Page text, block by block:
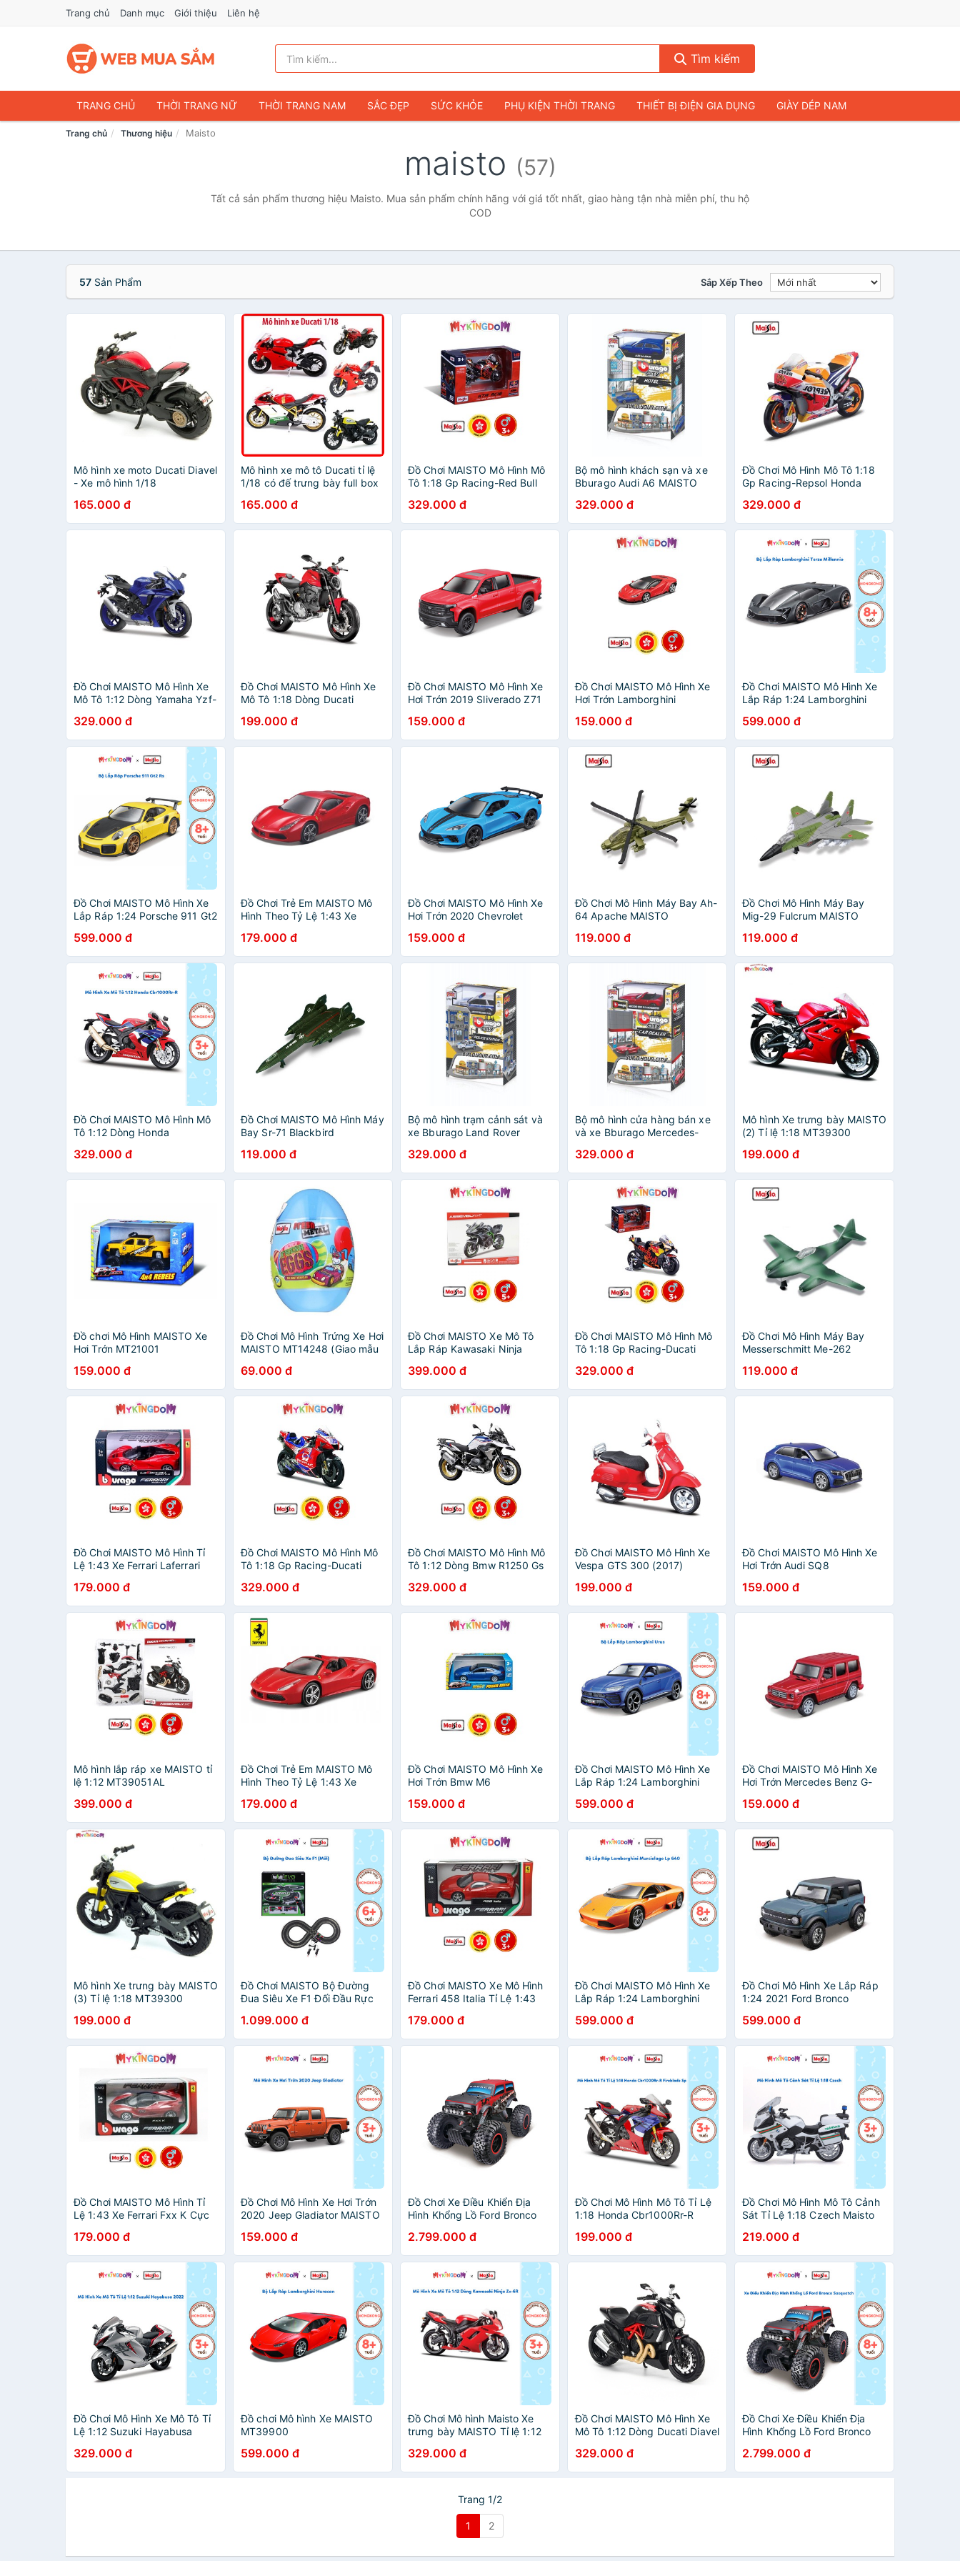
Trang chủ Danh mục Giới thiệu Liên hệ
Tìm kiếm
TRANG CHỦ THỜI TRANG NỮ THỜI TRANG NAM SẮC ĐẸP SỨC KHỎE PHỤ KIỆN THỜI TRANG THIẾT BỊ ĐIỆN GIA DỤNG GIÀY DÉP NAM
ĐIỆN THOẠI & PHỤ KIỆN DU LỊCH & HÀNH LÝ
THỜI TRANG TRẺ EM & TRẺ SƠ SINH GAMING & CONSOLE
VĂN PHÒNG PHẨM SỞ THÍCH & SƯU TẦM Ô TÔ MÔ TÔ, XE MÁY SÁCH & TẠP CHÍ MÁY TÍNH & LAPTOP
Trang chủ Thương hiệu Maisto
maisto (57)
Tất cả sản phẩm thương hiệu Maisto. Mua sản phẩm chính hãng với giá tốt nhất, giao hàng tận nhà miễn phí, thu hộ
COD
57 Sản Phẩm Sắp Xếp Theo
Mô hình xe moto Ducati Diavel
- Xe mô hình 1/18
165.000 đ
Mô hình xe mô tô Ducati tỉ lệ
1/18 có đế trưng bày full box
165.000 đ
Đồ Chơi MAISTO Mô Hình Mô
Tô 1:18 Gp Racing-Red Bull
36371/MT36000
329.000 đ
Bộ mô hình khách sạn và xe
Bburago Audi A6 MAISTO
329.000 đ
Đồ Chơi Mô Hình Mô Tô 1:18
Gp Racing-Repsol Honda
36372/MT36000
329.000 đ
Đồ Chơi MAISTO Mô Hình Xe
Mô Tô 1:12 Dòng Yamaha Yzf-
329.000 đ
Đồ Chơi MAISTO Mô Hình Xe
Mô Tô 1:18 Dòng Ducati
20131/MT39300
199.000 đ
Đồ Chơi MAISTO Mô Hình Xe
Hơi Trớn 2019 Sliverado Z71
159.000 đ
Đồ Chơi MAISTO Mô Hình Xe
Hơi Trớn Lamborghini
159.000 đ
Đồ Chơi MAISTO Mô Hình Xe
Lắp Ráp 1:24 Lamborghini
39287/MT39900
599.000 đ
Đồ Chơi MAISTO Mô Hình Xe
Lắp Ráp 1:24 Porsche 911 Gt2
599.000 đ
Đồ Chơi Trẻ Em MAISTO Mô
Hình Theo Tỷ Lệ 1:43 Xe
36100
179.000 đ
Đồ Chơi MAISTO Mô Hình Xe
Hơi Trớn 2020 Chevrolet
19108/MT21001
159.000 đ
Đồ Chơi Mô Hình Máy Bay Ah-
64 Apache MAISTO
119.000 đ
Đồ Chơi Mô Hình Máy Bay
Mig-29 Fulcrum MAISTO
119.000 đ
Đồ Chơi MAISTO Mô Hình Mô
Tô 1:12 Dòng Honda
20099/MT31101
329.000 đ
Đồ Chơi MAISTO Mô Hình Máy
Bay Sr-71 Blackbird
119.000 đ
Bộ mô hình trạm cảnh sát và
xe Bburago Land Rover
329.000 đ
Bộ mô hình cửa hàng bán xe
và xe Bburago Mercedes-
329.000 đ
Mô hình Xe trưng bày MAISTO
(2) Tỉ lệ 1:18 MT39300
199.000 đ
Đồ chơi Mô Hình MAISTO Xe
Hơi Trớn MT21001
159.000 đ
Đồ Chơi Mô Hình Trứng Xe Hơi
MAISTO MT14248 (Giao mẫu
69.000 đ
Đồ Chơi MAISTO Xe Mô Tô
Lắp Ráp Kawasaki Ninja
39198/MT39051AL
399.000 đ
Đồ Chơi MAISTO Mô Hình Mô
Tô 1:18 Gp Racing-Ducati
36374/MT36000
329.000 đ
Đồ Chơi Mô Hình Máy Bay
Messerschmitt Me-262
119.000 đ
Đồ Chơi MAISTO Mô Hình Tỉ
Lệ 1:43 Xe Ferrari Laferrari
179.000 đ
Đồ Chơi MAISTO Mô Hình Mô
Tô 1:18 Gp Racing-Ducati
36379/MT36000
329.000 đ
Đồ Chơi MAISTO Mô Hình Mô
Tô 1:12 Dòng Bmw R1250 Gs
329.000 đ
Đồ Chơi MAISTO Mô Hình Xe
Vespa GTS 300 (2017)
199.000 đ
Đồ Chơi MAISTO Mô Hình Xe
Hơi Trớn Audi SQ8
159.000 đ
Mô hình lắp ráp xe MAISTO tỉ
lệ 1:12 MT39051AL
399.000 đ
Đồ Chơi Trẻ Em MAISTO Mô
Hình Theo Tỷ Lệ 1:43 Xe
36100
179.000 đ
Đồ Chơi MAISTO Mô Hình Xe
Hơi Trớn Bmw M6
159.000 đ
Đồ Chơi MAISTO Mô Hình Xe
Lắp Ráp 1:24 Lamborghini
599.000 đ
Đồ Chơi MAISTO Mô Hình Xe
Hơi Trớn Mercedes Benz G-
18896/MT21001
159.000 đ
Mô hình Xe trưng bày MAISTO
(3) Tỉ lệ 1:18 MT39300
199.000 đ
Đồ Chơi MAISTO Bộ Đường
Đua Siêu Xe F1 Đối Đầu Rực
1.099.000 đ
Đồ Chơi MAISTO Xe Mô Hình
Ferrari 458 Italia Tỉ Lệ 1:43
179.000 đ
Đồ Chơi MAISTO Mô Hình Xe
Lắp Ráp 1:24 Lamborghini
39292/MT39900
599.000 đ
Đồ Chơi Mô Hình Xe Lắp Ráp
1:24 2021 Ford Bronco
39535/MT39900
599.000 đ
Đồ Chơi MAISTO Mô Hình Tỉ
Lệ 1:43 Xe Ferrari Fxx K Cực
179.000 đ
Đồ Chơi Mô Hình Xe Hơi Trớn
2020 Jeep Gladiator MAISTO
159.000 đ
Đồ Chơi Xe Điều Khiển Địa
Hình Khổng Lồ Ford Bronco
2.799.000 đ
Đồ Chơi Mô Hình Mô Tô Tỉ Lệ
1:18 Honda Cbr1000Rr-R
20116/MT39300
199.000 đ
Đồ Chơi Mô Hình Mô Tô Cảnh
Sát Tỉ Lệ 1:18 Czech Maisto
Czech/MT32306
219.000 đ
Đồ Chơi Mô Hình Xe Mô Tô Tỉ
Lệ 1:12 Suzuki Hayabusa
21848/MT31101
329.000 đ
Đồ chơi Mô hình Xe MAISTO
MT39900
599.000 đ
Đồ Chơi Mô hình Maisto Xe
trưng bày MAISTO Tỉ lệ 1:12
329.000 đ
Đồ Chơi MAISTO Mô Hình Xe
Mô Tô 1:12 Dòng Ducati Diavel
329.000 đ
Đồ Chơi Xe Điều Khiển Địa
Hình Khổng Lồ Ford Bronco
2.799.000 đ
Trang 1/2
1 2